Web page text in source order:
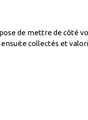
de mettre de côté
collectés et